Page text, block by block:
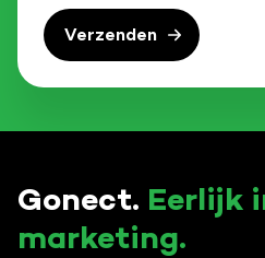
Gonect. Eerlijk
marketing.